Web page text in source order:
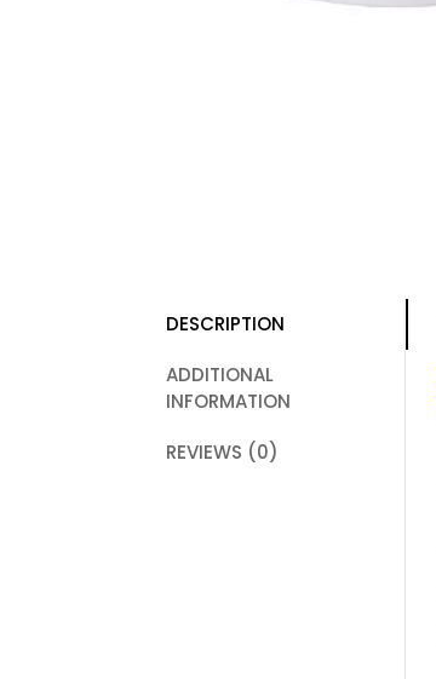
DESCRIPTION
ADDITIONAL
INFORMATION
REVIEWS (0)